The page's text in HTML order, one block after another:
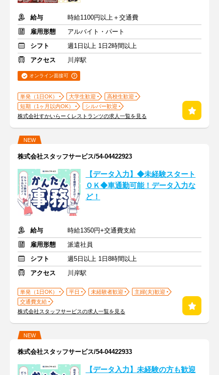
給与
時給1100円以上＋交通費
雇用形態
アルバイト・パート
シフト
週1日以上 1日2時間以上
アクセス
川岸駅
オンライン面接可
単発（1日OK） 大学生歓迎
高校生歓迎
短期（1ヶ月以内OK）
シルバー歓迎
株式会社すかいらーくレストランツの求人一覧を見る
NEW
株式会社スタッフサービス/54-04422923
【データ入力】◆未経験スタート
ＯＫ◆車通勤可能！データ入力な
ど！
給与
時給1350円+交通費支給
雇用形態
派遣社員
シフト
週5日以上 1日8時間以上
アクセス
川岸駅
単発（1日OK） 平日 未経験者歓迎
主婦(夫)歓迎
交通費支給
株式会社スタッフサービスの求人一覧を見る
NEW
株式会社スタッフサービス/54-04422933
【データ入力】未経験の方も歓迎